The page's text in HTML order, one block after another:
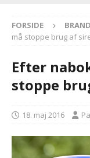
FORSIDE
må stoppe brug af
Efter
stoppe
18. maj 2016